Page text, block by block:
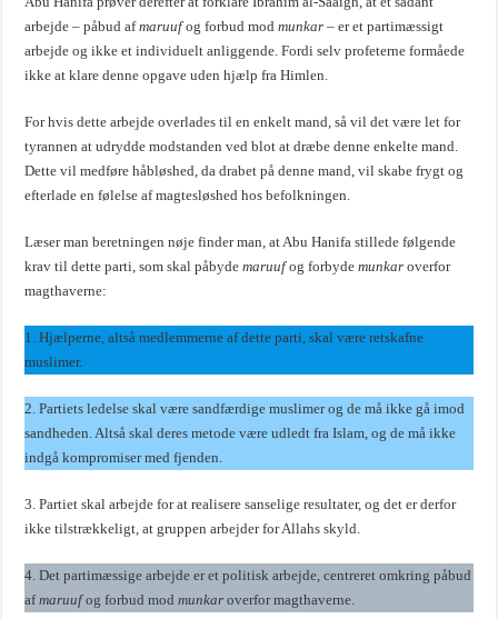
arbejde – påbud afmaruufog forbud modmunkar – er et partimæssigt
arbejde og ikke et individuelt anliggende. Fordi selv profeterne formåede
ikke at klare denne opgave uden hjælp fra Himlen.
For hvis dette arbejde overlades til en enkelt mand, så vil det være let for
tyrannen at udrydde modstanden ved blot at dræbe denne enkelte mand.
Dette vil medføre håbløshed, da drabet på denne mand, vil skabe frygt og
efterlade en følelse af magtesløshed hos befolkningen.
Læser man beretningen nøje finder man, at Abu Hanifa stillede følgende
krav til dette parti, som skal påbydemaruufog forbydemunkar overfor
magthaverne:
1. Hjælperne, altså medlemmerne af dette parti, skal være retskafne
muslimer.
2. Partiets ledelse skal være sandfærdige muslimer og de må ikke gå imod
sandheden. Altså skal deres metode være udledt fra Islam, og de må ikke
indgå kompromiser med fjenden.
3. Partiet skal arbejde for at realisere sanselige resultater, og det er derfor
ikke tilstrækkeligt, at gruppen arbejder for Allahs skyld.
4. Det partimæssige arbejde er et politisk arbejde, centreret omkring påbud
afmaruufog forbud modmunkar overfor magthaverne.